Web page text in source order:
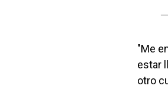
—
"Me
estar
otro